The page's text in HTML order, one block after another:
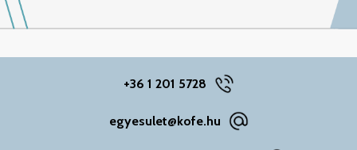
+36 1 201 5728
egyesulet@kofe.hu